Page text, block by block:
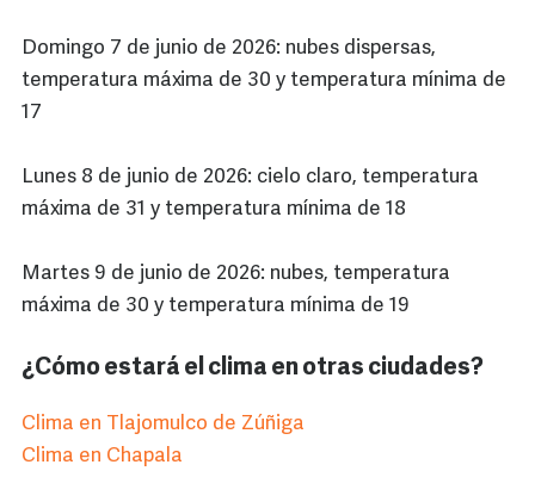
Domingo 7 de junio de 2026: nubes dispersas,
temperatura máxima de 30 y temperatura mínima de
17
Lunes 8 de junio de 2026: cielo claro, temperatura
máxima de 31 y temperatura mínima de 18
Martes 9 de junio de 2026: nubes, temperatura
máxima de 30 y temperatura mínima de 19
¿Cómo estará el clima en otras ciudades?
Clima en Tlajomulco de Zúñiga
Clima en Chapala